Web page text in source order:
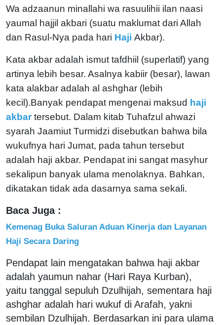
Wa adzaanun minallahi wa rasuulihii ilan naasi
yaumal hajjil akbari (suatu maklumat dari Allah
dan Rasul-Nya pada hari Haji Akbar).
Kata akbar adalah ismut tafdhiil (superlatif) yang
artinya lebih besar. Asalnya kabiir (besar), lawan
kata alakbar adalah al ashghar (lebih
kecil).Banyak pendapat mengenai maksud haji
akbartersebut. Dalam kitab Tuhafzul ahwazi
syarah Jaamiut Turmidzi disebutkan bahwa bila
wukufnya hari Jumat, pada tahun tersebut
adalah haji akbar. Pendapat ini sangat masyhur
sekalipun banyak ulama menolaknya. Bahkan,
dikatakan tidak ada dasarnya sama sekali.
Baca Juga :
Kemenag Buka Saluran Aduan Kinerja dan Layanan
Haji Secara Daring
Pendapat lain mengatakan bahwa haji akbar
adalah yaumun nahar (Hari Raya Kurban),
yaitu tanggal sepuluh Dzulhijah, sementara haji
ashghar adalah hari wukuf di Arafah, yakni
sembilan Dzulhijah. Berdasarkan ini para ulama